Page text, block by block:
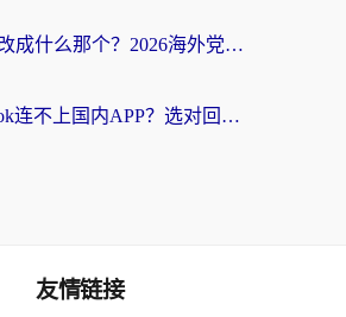
归雁加速器改成什么那个？2026海外党回国加速全攻略：告别地区限制，轻松刷剧玩游戏
海外MacBook连不上国内APP？选对回国VPN，告别地区限制的烦恼
友情链接